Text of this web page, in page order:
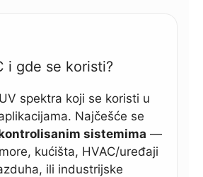
i gde se koristi?
spektra koji se koristi u
Najčešće se
sistemima —
kućišta, HVAC/uređaji
ili industrijske